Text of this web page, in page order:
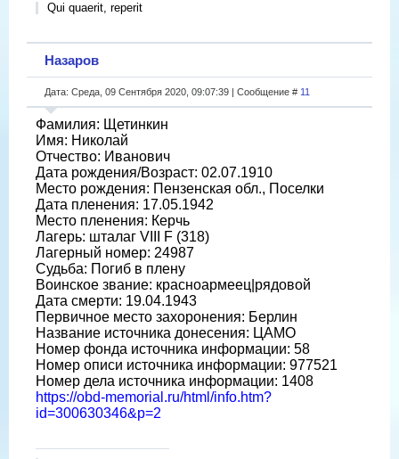
Qui quaerit, reperit
Назаров
Дата: Среда, 09 Сентября 2020, 09:07:39 | Сообщение # 11
Фамилия: Щетинкин
Имя: Николай
Отчество: Иванович
Дата рождения/Возраст: 02.07.1910
Место рождения: Пензенская обл., Поселки
Дата пленения: 17.05.1942
Место пленения: Керчь
Лагерь: шталаг VIII F (318)
Лагерный номер: 24987
Судьба: Погиб в плену
Воинское звание: красноармеец|рядовой
Дата смерти: 19.04.1943
Первичное место захоронения: Берлин
Название источника донесения: ЦАМО
Номер фонда источника информации: 58
Номер описи источника информации: 977521
Номер дела источника информации: 1408
https://obd-memorial.ru/html/info.htm?
id=300630346&p=2